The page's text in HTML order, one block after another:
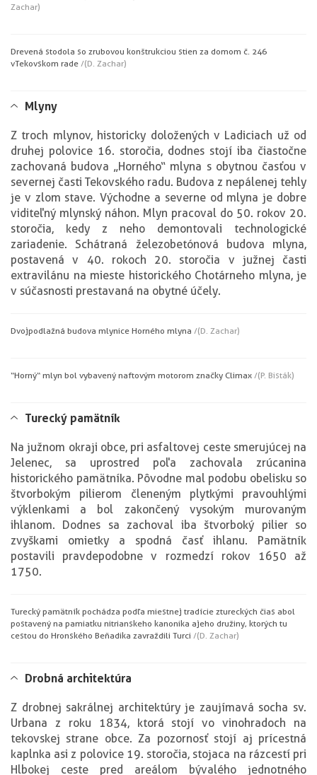
Zachar)
Drevená stodola so zrubovou konštrukciou stien za domom č. 246
v Tekovskom rade /(D. Zachar)
Mlyny
Z troch mlynov, historicky doložených v Ladiciach už od
druhej polovice 16. storočia, dodnes stojí iba čiastočne
zachovaná budova „Horného“ mlyna s obytnou časťou v
severnej časti Tekovského radu. Budova z nepálenej tehly
je v zlom stave. Východne a severne od mlyna je dobre
viditeľný mlynský náhon. Mlyn pracoval do 50. rokov 20.
storočia, kedy z neho demontovali technologické
zariadenie. Schátraná železobetónová budova mlyna,
postavená v 40. rokoch 20. storočia v južnej časti
extravilánu na mieste historického Chotárneho mlyna, je
v súčasnosti prestavaná na obytné účely.
Dvojpodlažná budova mlynice Horného mlyna /(D. Zachar)
“Horný“ mlyn bol vybavený naftovým motorom značky Climax /(P. Bisták)
Turecký pamätník
Na južnom okraji obce, pri asfaltovej ceste smerujúcej na
Jelenec, sa uprostred poľa zachovala zrúcanina
historického pamätníka. Pôvodne mal podobu obelisku so
štvorbokým pilierom členeným plytkými pravouhlými
výklenkami a bol zakončený vysokým murovaným
ihlanom. Dodnes sa zachoval iba štvorboký pilier so
zvyškami omietky a spodná časť ihlanu. Pamätník
postavili pravdepodobne v rozmedzí rokov 1650 až
1750.
Turecký pamätník pochádza podľa miestnej tradície z tureckých čias a bol
postavený na pamiatku nitrianskeho kanonika a jeho družiny, ktorých tu
cestou do Hronského Beňadika zavraždili Turci /(D. Zachar)
Drobná architektúra
Z drobnej sakrálnej architektúry je zaujímavá socha sv.
Urbana z roku 1834, ktorá stojí vo vinohradoch na
tekovskej strane obce. Za pozornosť stojí aj prícestná
kaplnka asi z polovice 19. storočia, stojaca na rázcestí pri
Hlbokej ceste pred areálom bývalého jednotného